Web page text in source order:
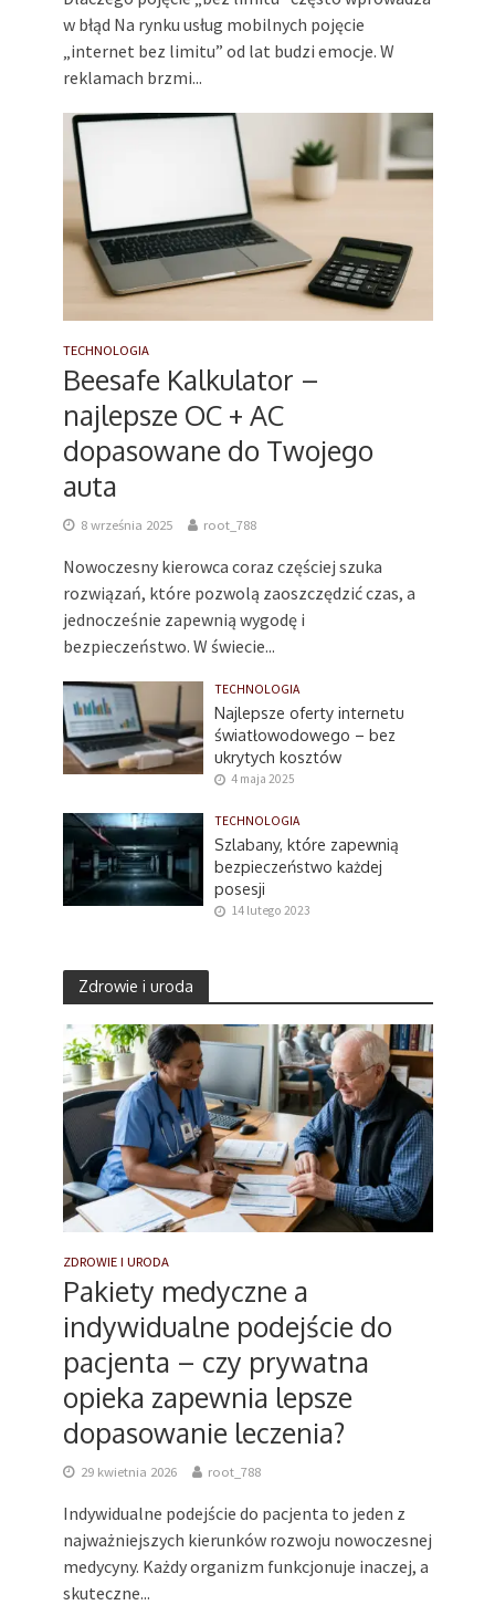
w błąd Na rynku usług mobilnych pojęcie
„internet bez limitu” od lat budzi emocje. W
reklamach brzmi...
TECHNOLOGIA
Beesafe Kalkulator –
najlepsze OC + AC
dopasowane do Twojego
auta
8 września 2025 root_788
Nowoczesny kierowca coraz częściej szuka
rozwiązań, które pozwolą zaoszczędzić czas, a
jednocześnie zapewnią wygodę i
bezpieczeństwo. W świecie...
TECHNOLOGIA
Najlepsze oferty internetu
światłowodowego – bez
ukrytych kosztów
4 maja 2025
TECHNOLOGIA
Szlabany, które zapewnią
bezpieczeństwo każdej
posesji
14 lutego 2023
Zdrowie i uroda
ZDROWIE I URODA
Pakiety medyczne a
indywidualne podejście do
pacjenta – czy prywatna
opieka zapewnia lepsze
dopasowanie leczenia?
29 kwietnia 2026 root_788
Indywidualne podejście do pacjenta to jeden z
najważniejszych kierunków rozwoju nowoczesnej
medycyny. Każdy organizm funkcjonuje inaczej, a
skuteczne...